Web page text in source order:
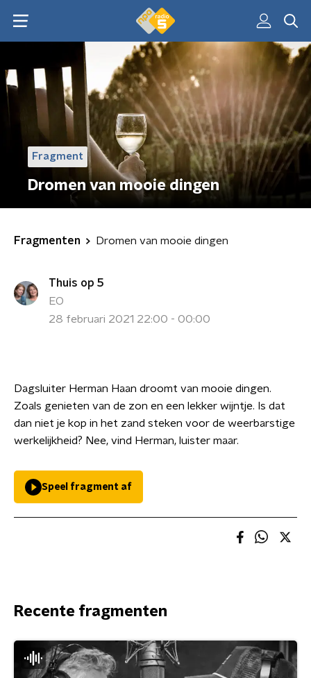
Fragment
Dromen van mooie dingen
Fragmenten Dromen van mooie dingen
Thuis op 5
EO
28 februari 2021 22:00 - 00:00
Dagsluiter Herman Haan droomt van mooie dingen.
Zoals genieten van de zon en een lekker wijntje. Is dat
dan niet je kop in het zand steken voor de weerbarstige
werkelijkheid? Nee, vind Herman, luister maar.
Speel fragment af
Recente fragmenten